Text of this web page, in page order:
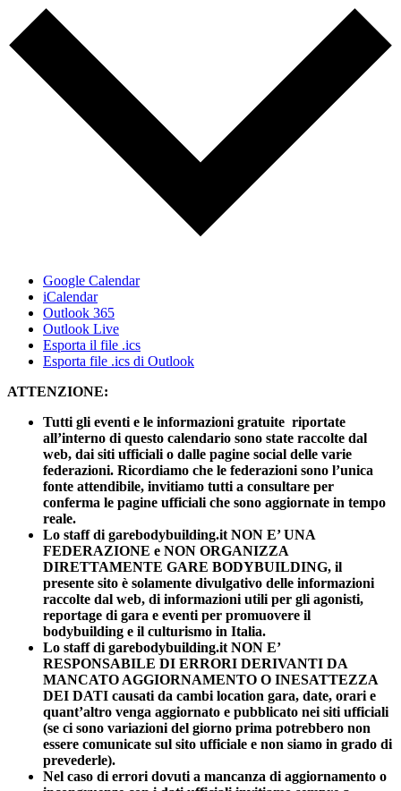
Google Calendar
iCalendar
Outlook 365
Outlook Live
Esporta il file .ics
Esporta file .ics di Outlook
ATTENZIONE:
Tutti gli eventi e le informazioni gratuite riportate
all’interno di questo calendario sono state raccolte dal
web, dai siti ufficiali o dalle pagine social delle varie
federazioni. Ricordiamo che le federazioni sono l’unica
fonte attendibile, invitiamo tutti a consultare per
conferma le pagine ufficiali che sono aggiornate in tempo
reale.
Lo staff di garebodybuilding.it NON E’ UNA
FEDERAZIONE e NON ORGANIZZA
DIRETTAMENTE GARE BODYBUILDING, il
presente sito è solamente divulgativo delle informazioni
raccolte dal web, di informazioni utili per gli agonisti,
reportage di gara e eventi per promuovere il
bodybuilding e il culturismo in Italia.
Lo staff di garebodybuilding.it NON E’
RESPONSABILE DI ERRORI DERIVANTI DA
MANCATO AGGIORNAMENTO O INESATTEZZA
DEI DATI causati da cambi location gara, date, orari e
quant’altro venga aggiornato e pubblicato nei siti ufficiali
(se ci sono variazioni del giorno prima potrebbero non
essere comunicate sul sito ufficiale e non siamo in grado di
prevederle).
Nel caso di errori dovuti a mancanza di aggiornamento o